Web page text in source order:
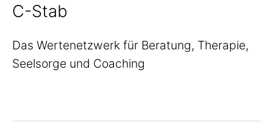
C-Stab
Das Wertenetzwerk für Beratung, Therapie,
Seelsorge und Coaching